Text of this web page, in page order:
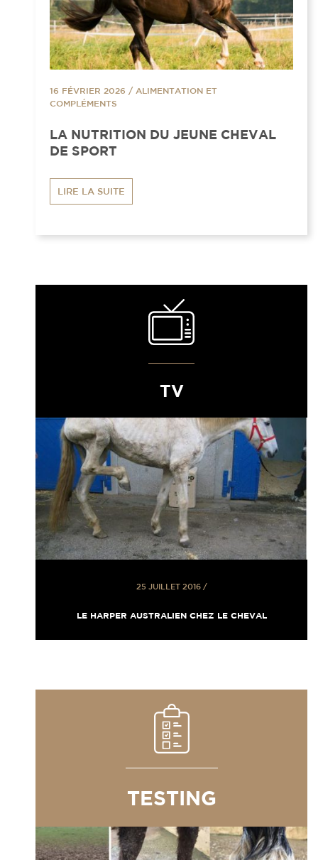
16 FÉVRIER 2026 / ALIMENTATION ET
COMPLÉMENTS
LA NUTRITION DU JEUNE CHEVAL
DE SPORT
LIRE LA SUITE
TV
25 JUILLET 2016/
LE HARPER AUSTRALIEN CHEZ LE CHEVAL
TESTING